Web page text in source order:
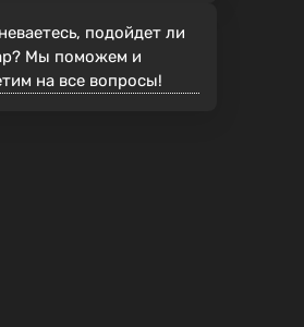
подойдет ли
Мы поможем и
на все вопросы!